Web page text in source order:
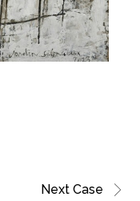
Next Case